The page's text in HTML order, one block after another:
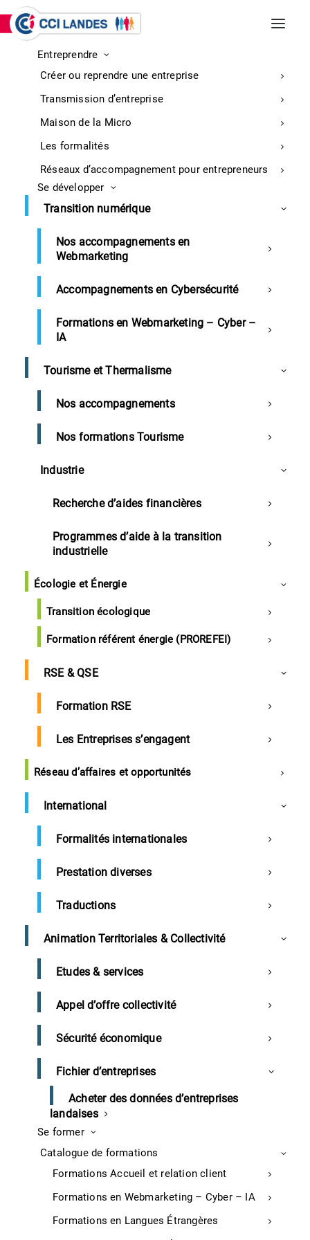
Entreprendre
Créer ou reprendre une entreprise
Transmission d’entreprise
Maison de la Micro
Les formalités
Réseaux d’accompagnement pour entrepreneurs
Se développer
Transition numérique
Nos accompagnements en
Webmarketing
Accompagnements en Cybersécurité
Formations en Webmarketing – Cyber –
IA
Tourisme et Thermalisme
Nos accompagnements
Nos formations Tourisme
Industrie
Recherche d’aides financières
Programmes d’aide à la transition
industrielle
Écologie et Énergie
Transition écologique
Formation référent énergie (PROREFEI)
RSE & QSE
Formation RSE
Les Entreprises s’engagent
Réseau d’affaires et opportunités
International
Formalités internationales
Prestation diverses
Traductions
Animation Territoriales & Collectivité
Etudes & services
Appel d’offre collectivité
Sécurité économique
Fichier d’entreprises
Acheter des données d’entreprises
landaises
Se former
Catalogue de formations
Formations Accueil et relation client
Formations en Webmarketing – Cyber – IA
Formations en Langues Étrangères
INCENDIES DE BISCARROSSE ET
PARENTIS-EN-BORN
informations sur la mobilisation
Accueil Revue de presse 03 septembre 2021
Revue de presse du 03 septembre
Sommaire
Landes
Ce spécialiste basque des enceintes pourrait
Optimisme vigilant pour l'économie néo-aquitaine
Eiffage en passe d’être seul maître à bord de
l’autoroute A65 Langon-Pau
France
La consigne sur emballages revient en GMS
Aqualande fête ses 40 ans
Dans les Landes, Aqualande (aquaculture, 110 millions
d’euros de CA annuel, plus de 1.000 collaborateurs)
fête ses 40 ans. Société fondée en 1981 par 8
pionniers de l’aquaculture des truites qui se sont
granulés alimentaires pour la pisciculture et se sont
de leurs eaux douces pour développer leur activité. 40
ans plus tard, cette même coopérative regroupe une
dizaine de pisciculteurs qui espèrent continuer à
investir 8 à 9 millions d’euros chaque année.
Sud Ouest, P.10-11, 02/09/2021
Le mini kiwi Négri mis en avant par
Primland
Si l’arbre fruitier du mini kiwi ou nergi, existe depuis
plus de 5 000 ans, ce n’est que depuis le début des
années 2000 qu’on le trouve en Europe et c’est la
société Primland qui en a l’exclusivité sur le territoire
européen. Ce n’est qu’en 2015, après 10 ans de culture,
que « les premières récoltes significatives »
apparaissent chez la trentaine de producteurs du mini